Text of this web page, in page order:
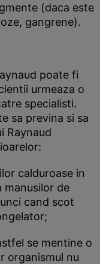
(daca este
gangrene).
poate fi
urmeaza o
specialisti.
sa previna si sa
Raynaud
calduroase in
manusilor de
cand scot
se mentine o
organismul nu